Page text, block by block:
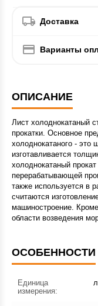
Доставка
Варианты
ОПИСАНИЕ
Лист холоднокатаный
прокатки. Основное
холоднокатаного - это
изготавливается
холоднокатаный
перерабатывающей
также используется в
считаются
машиностроение.
области возведения
ОСОБЕННОСТИ
Единица
измерения: